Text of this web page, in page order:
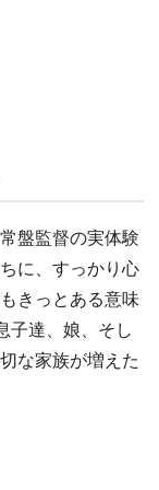
盤監督の実体験
に、すっかり心
きっとある意味
子達、娘、そし
な家族が増えた